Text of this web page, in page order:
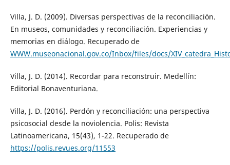
Villa, J. D. (2009). Diversas perspectivas de la reconciliación.
En museos, comunidades y reconciliación. Experiencias y
memorias en diálogo. Recuperado de
WWW.museonacional.gov.co/Inbox/files/docs/
Villa, J. D. (2014). Recordar para reconstruir. Medellín:
Editorial Bonaventuriana.
Villa, J. D. (2016). Perdón y reconciliación: una perspectiva
psicosocial desde la noviolencia. Polis: Revista
Latinoamericana, 15(43), 1-22. Recuperado de
https://polis.revues.org/11553